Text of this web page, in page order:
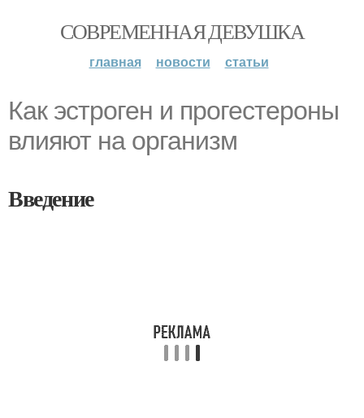
СОВРЕМЕННАЯ ДЕВУШКА
главная новости статьи
Как эстроген и прогестероны
влияют на организм
Введение